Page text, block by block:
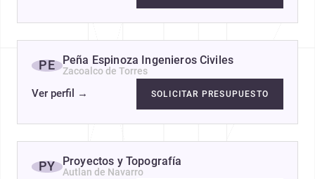
PE Peña Espinoza Ingenieros Civiles
Zacoalco de Torres
Ver perfil → SOLICITAR PRESUPUESTO
PY Proyectos y Topografía
Autlan de Navarro